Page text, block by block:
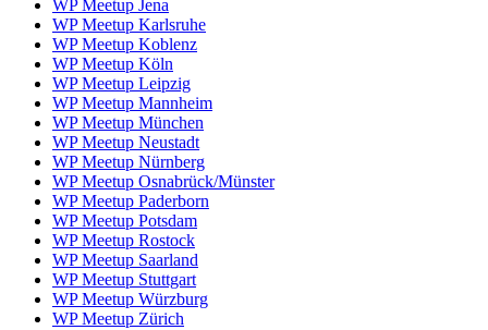
WP Meetup Jena
WP Meetup Karlsruhe
WP Meetup Koblenz
WP Meetup Köln
WP Meetup Leipzig
WP Meetup Mannheim
WP Meetup München
WP Meetup Neustadt
WP Meetup Nürnberg
WP Meetup Osnabrück/Münster
WP Meetup Paderborn
WP Meetup Potsdam
WP Meetup Rostock
WP Meetup Saarland
WP Meetup Stuttgart
WP Meetup Würzburg
WP Meetup Zürich